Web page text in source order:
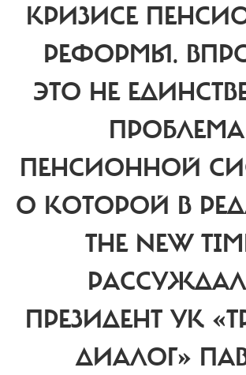
КРИЗИСЕ
РЕФОРМЫ.
ЭТО НЕ
ПРОБЛЕМА
ПЕНСИОННОЙ
О КОТОРОЙ В
THE NEW
ПРЕЗИДЕНТ УК
ДИАЛОГ»